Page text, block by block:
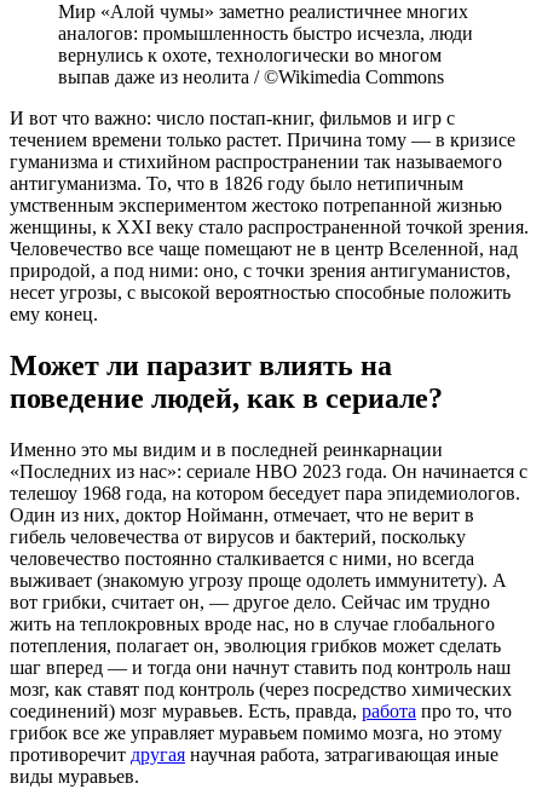
Мир «Алой чумы» заметно реалистичнее многих
аналогов: промышленность быстро исчезла, люди
вернулись к охоте, технологически во многом
выпав даже из неолита / ©Wikimedia Commons
И вот что важно: число постап-книг, фильмов и игр с
течением времени только растет. Причина тому — в кризисе
гуманизма и стихийном распространении так называемого
антигуманизма. То, что в 1826 году было нетипичным
умственным экспериментом жестоко потрепанной жизнью
женщины, к XXI веку стало распространенной точкой зрения.
Человечество все чаще помещают не в центр Вселенной, над
природой, а под ними: оно, с точки зрения антигуманистов,
несет угрозы, с высокой вероятностью способные положить
ему конец.
Может ли паразит влиять на
поведение людей, как в сериале?
Именно это мы видим и в последней реинкарнации
«Последних из нас»: сериале HBO 2023 года. Он начинается с
телешоу 1968 года, на котором беседует пара эпидемиологов.
Один из них, доктор Нойманн, отмечает, что не верит в
гибель человечества от вирусов и бактерий, поскольку
человечество постоянно сталкивается с ними, но всегда
выживает (знакомую угрозу проще одолеть иммунитету). А
вот грибки, считает он, — другое дело. Сейчас им трудно
жить на теплокровных вроде нас, но в случае глобального
потепления, полагает он, эволюция грибков может сделать
шаг вперед — и тогда они начнут ставить под контроль наш
мозг, как ставят под контроль (через посредство химических
соединений) мозг муравьев. Есть, правда, работа про то, что
грибок все же управляет муравьем помимо мозга, но этому
противоречит другая научная работа, затрагивающая иные
виды муравьев.